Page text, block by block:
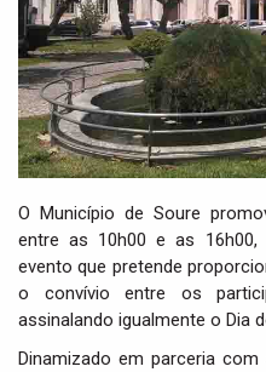
O Município de Soure
entre as 10h00 e as 16h00,
evento que pretende
o convívio entre os
assinalando igualmente o Dia
Dinamizado em parceria